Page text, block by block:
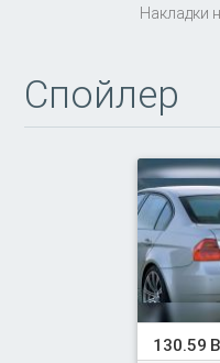
Накладки
Спойлер
130.59